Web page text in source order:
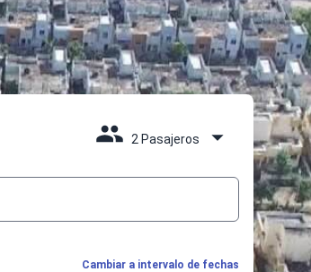
2 Pasajeros
Cambiar a intervalo de fechas